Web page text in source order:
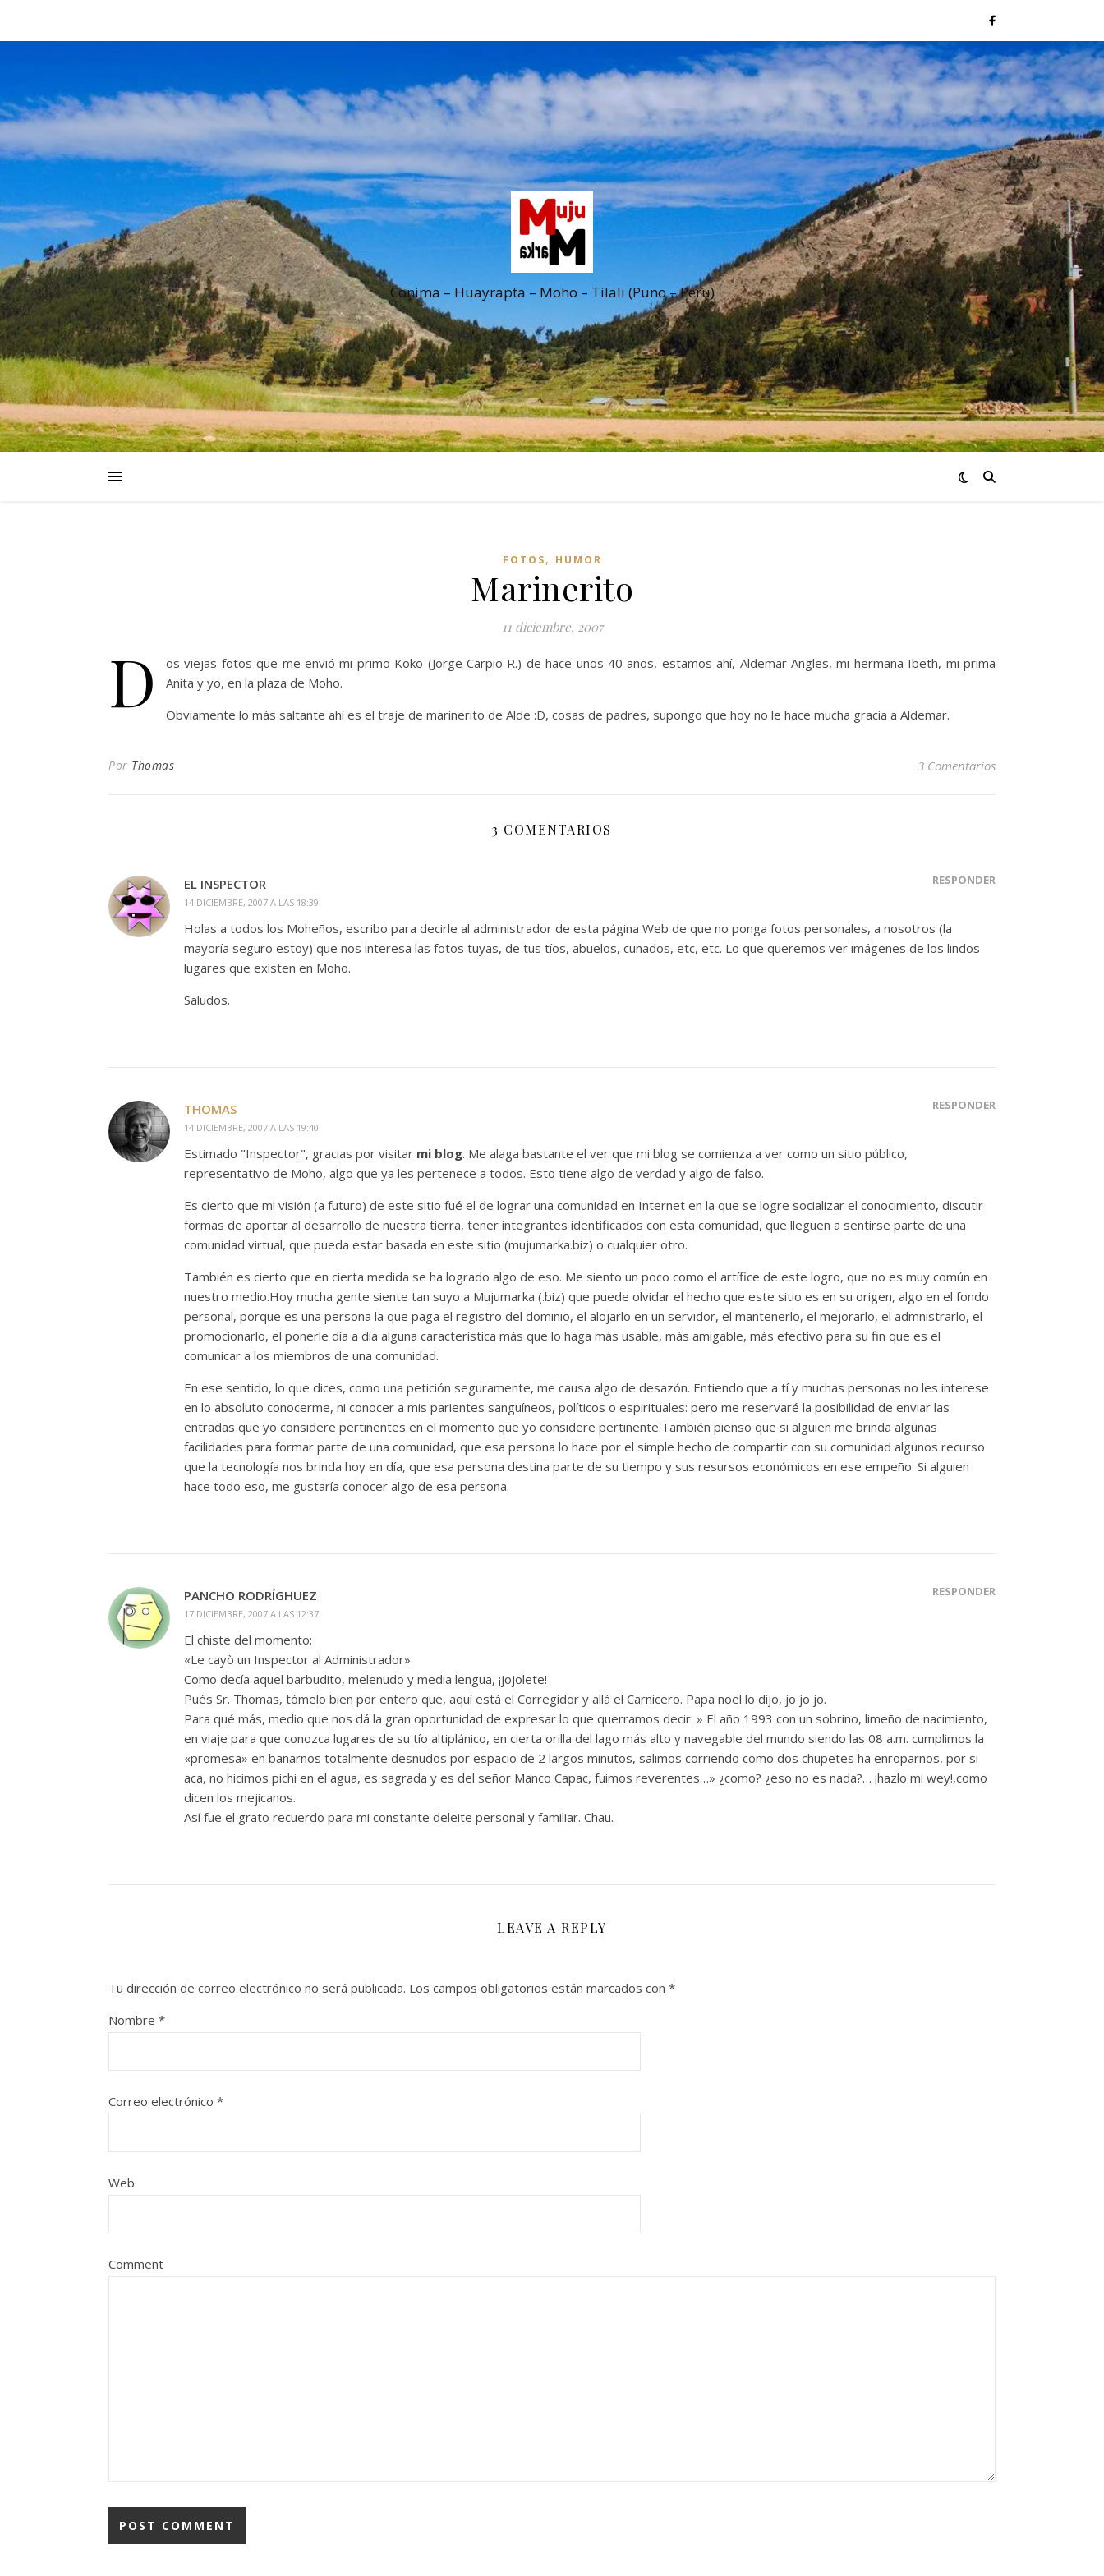
Conima – Huayrapta – Moho – Tilali (Puno – Perú)
FOTOS, HUMOR
Marinerito
11 diciembre, 2007
D
os viejas fotos que me envió mi primo Koko (Jorge Carpio R.) de hace unos 40 años, estamos ahí, Aldemar Angles, mi hermana Ibeth, mi prima
Anita y yo, en la plaza de Moho.
Obviamente lo más saltante ahí es el traje de marinerito de Alde :D, cosas de padres, supongo que hoy no le hace mucha gracia a Aldemar.
Por Thomas 3 Comentarios
3 COMENTARIOS
EL INSPECTOR
14 DICIEMBRE, 2007 A LAS 18:39
RESPONDER
Holas a todos los Moheños, escribo para decirle al administrador de esta página Web de que no ponga fotos personales, a nosotros (la
mayoría seguro estoy) que nos interesa las fotos tuyas, de tus tíos, abuelos, cuñados, etc, etc. Lo que queremos ver imágenes de los lindos
lugares que existen en Moho.
Saludos.
THOMAS
14 DICIEMBRE, 2007 A LAS 19:40
RESPONDER
Estimado "Inspector", gracias por visitar mi blog. Me alaga bastante el ver que mi blog se comienza a ver como un sitio público,
representativo de Moho, algo que ya les pertenece a todos. Esto tiene algo de verdad y algo de falso.
Es cierto que mi visión (a futuro) de este sitio fué el de lograr una comunidad en Internet en la que se logre socializar el conocimiento, discutir
formas de aportar al desarrollo de nuestra tierra, tener integrantes identificados con esta comunidad, que lleguen a sentirse parte de una
comunidad virtual, que pueda estar basada en este sitio (mujumarka.biz) o cualquier otro.
También es cierto que en cierta medida se ha logrado algo de eso. Me siento un poco como el artífice de este logro, que no es muy común en
nuestro medio.Hoy mucha gente siente tan suyo a Mujumarka (.biz) que puede olvidar el hecho que este sitio es en su origen, algo en el fondo
personal, porque es una persona la que paga el registro del dominio, el alojarlo en un servidor, el mantenerlo, el mejorarlo, el admnistrarlo, el
promocionarlo, el ponerle día a día alguna característica más que lo haga más usable, más amigable, más efectivo para su fin que es el
comunicar a los miembros de una comunidad.
En ese sentido, lo que dices, como una petición seguramente, me causa algo de desazón. Entiendo que a tí y muchas personas no les interese
en lo absoluto conocerme, ni conocer a mis parientes sanguíneos, políticos o espirituales: pero me reservaré la posibilidad de enviar las
entradas que yo considere pertinentes en el momento que yo considere pertinente.También pienso que si alguien me brinda algunas
facilidades para formar parte de una comunidad, que esa persona lo hace por el simple hecho de compartir con su comunidad algunos recurso
que la tecnología nos brinda hoy en día, que esa persona destina parte de su tiempo y sus resursos económicos en ese empeño. Si alguien
hace todo eso, me gustaría conocer algo de esa persona.
PANCHO RODRÍGHUEZ
17 DICIEMBRE, 2007 A LAS 12:37
RESPONDER
El chiste del momento:
«Le cayò un Inspector al Administrador»
Como decía aquel barbudito, melenudo y media lengua, ¡jojolete!
Pués Sr. Thomas, tómelo bien por entero que, aquí está el Corregidor y allá el Carnicero. Papa noel lo dijo, jo jo jo.
Para qué más, medio que nos dá la gran oportunidad de expresar lo que querramos decir: » El año 1993 con un sobrino, limeño de nacimiento,
en viaje para que conozca lugares de su tío altiplánico, en cierta orilla del lago más alto y navegable del mundo siendo las 08 a.m. cumplimos la
«promesa» en bañarnos totalmente desnudos por espacio de 2 largos minutos, salimos corriendo como dos chupetes ha enroparnos, por si
aca, no hicimos pichi en el agua, es sagrada y es del señor Manco Capac, fuimos reverentes…» ¿como? ¿eso no es nada?… ¡hazlo mi wey!,como
dicen los mejicanos.
Así fue el grato recuerdo para mi constante deleite personal y familiar. Chau.
LEAVE A REPLY
Tu dirección de correo electrónico no será publicada. Los campos obligatorios están marcados con *
Nombre *
Correo electrónico *
Web
Comment